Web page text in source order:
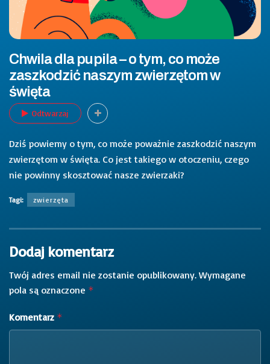
Chwila dla pupila – o tym, co może
zaszkodzić naszym zwierzętom w
święta
Odtwarzaj
Dziś powiemy o tym, co może poważnie zaszkodzić naszym
zwierzętom w święta. Co jest takiego w otoczeniu, czego
nie powinny skosztować nasze zwierzaki?
Tagi: zwierzęta
Dodaj komentarz
Twój adres email nie zostanie opublikowany. Wymagane
pola są oznaczone *
Komentarz *